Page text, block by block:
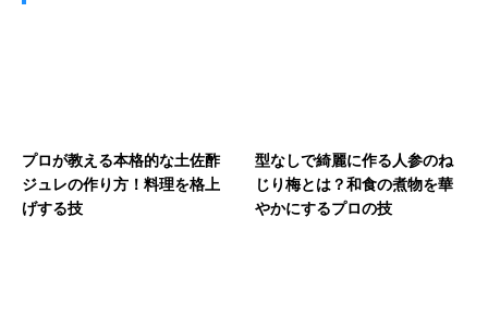
プロが教える本格的な土佐酢
ジュレの作り方！料理を格上
げする技
型なしで綺麗に作る人参のね
じり梅とは？和食の煮物を華
やかにするプロの技